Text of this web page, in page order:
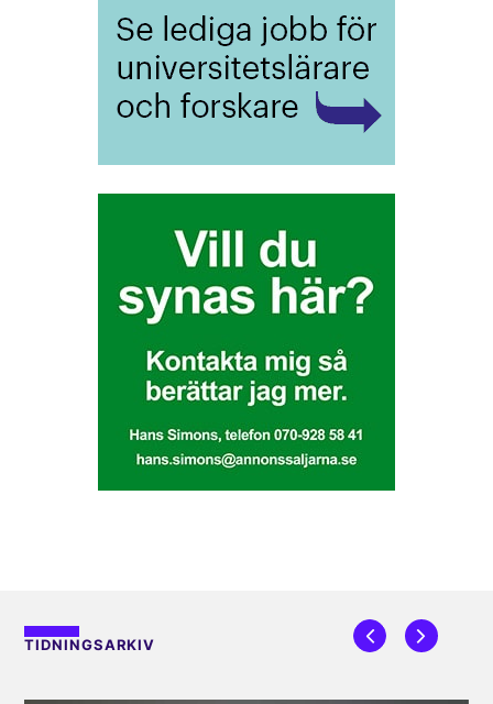
TIDNINGSARKIV